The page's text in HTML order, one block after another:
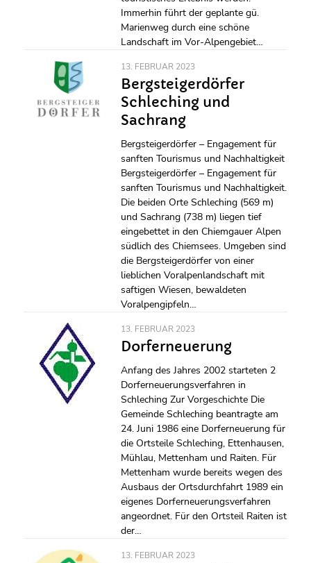
Immerhin führt der geplante gü.
Marienweg durch eine schöne
Landschaft im Vor-Alpengebiet…
13. FEBRUAR 2023
Bergsteigerdörfer
Schleching und
Sachrang
Bergsteigerdörfer – Engagement für
sanften Tourismus und Nachhaltigkeit
Bergsteigerdörfer – Engagement für
sanften Tourismus und Nachhaltigkeit.
Die beiden Orte Schleching (569 m)
und Sachrang (738 m) liegen tief
eingebettet in den Chiemgauer Alpen
südlich des Chiemsees. Umgeben sind
die Bergsteigerdörfer von einer
lieblichen Voralpenlandschaft mit
saftigen Wiesen, bewaldeten
Voralpengipfeln…
13. FEBRUAR 2023
Dorferneuerung
Anfang des Jahres 2002 starteten 2
Dorferneuerungsverfahren in
Schleching Zur Vorgeschichte Die
Gemeinde Schleching beantragte am
24. Juni 1986 eine Dorferneuerung für
die Ortsteile Schleching, Ettenhausen,
Mühlau, Mettenham und Raiten. Für
Mettenham wurde bereits wegen des
Ausbaus der Ortsdurchfahrt 1989 ein
eigenes Dorferneuerungsverfahren
angeordnet. Für den Ortsteil Raiten ist
der…
13. FEBRUAR 2023